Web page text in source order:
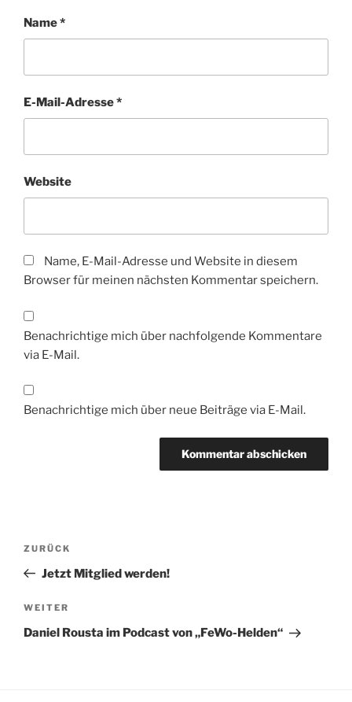
Name*
E-Mail-Adresse*
Website
Name, E-Mail-Adresse und Website in diesem
Browser für meinen nächsten Kommentar speichern.
Benachrichtige mich über nachfolgende Kommentare
via E-Mail.
Benachrichtige mich über neue Beiträge via E-Mail.
Beitragsnavigation
Vorheriger
Beitrag
ZURÜCK
Jetzt Mitglied werden!
Nächster
Beitrag
WEITER
Daniel Rousta im Podcast von „FeWo-Helden“